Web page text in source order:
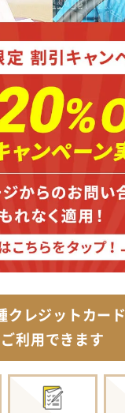
クレジットカード
ご利用できます